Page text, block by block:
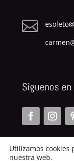

Síguenos
Utilizamos cookies
nuestra web.